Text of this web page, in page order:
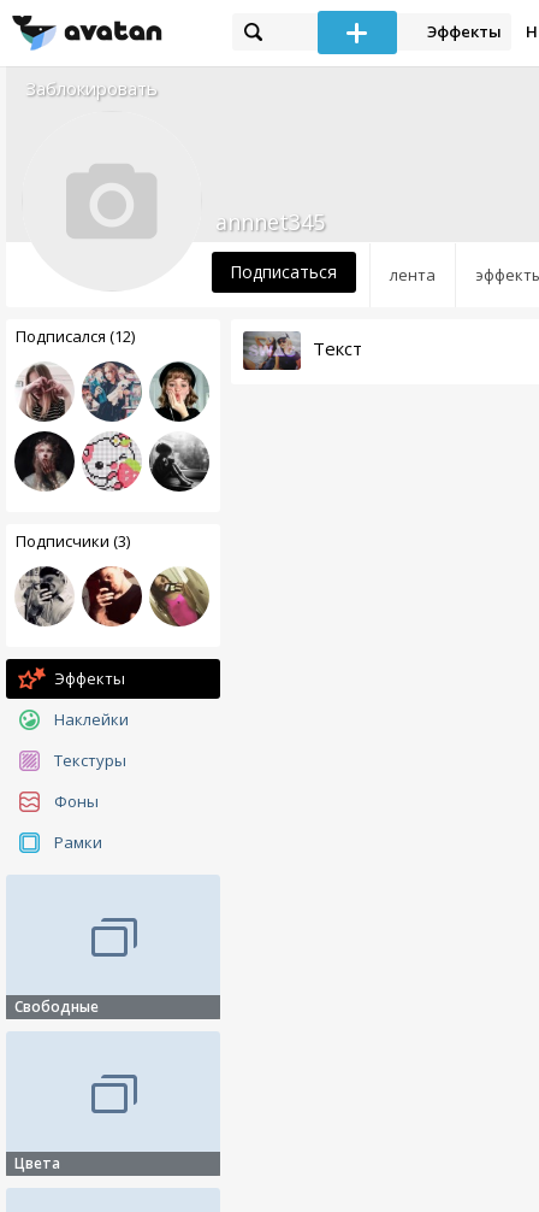
Эффекты
Заблокировать
лента
annnet345
Подписаться
Подписался (12)
Подписчики (3)
Эффекты
Наклейки
Текстуры
Фоны
Рамки
Свободные
Цвета
Текст